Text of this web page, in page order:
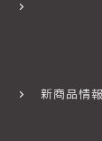
新商品情報